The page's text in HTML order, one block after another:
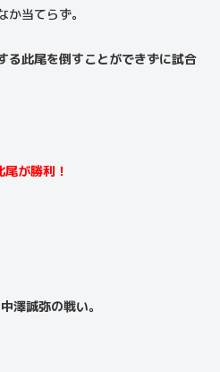
当てらず。
る此尾を倒すことができずに試合
が勝利！
澤誠弥の戦い。